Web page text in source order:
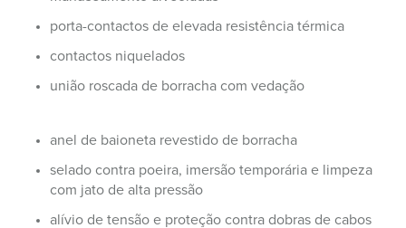
porta-contactos de elevada resistência térmica
contactos niquelados
união roscada de borracha com vedação
anel de baioneta revestido de borracha
selado contra poeira, imersão temporária e limpeza
com jato de alta pressão
alívio de tensão e proteção contra dobras de cabos